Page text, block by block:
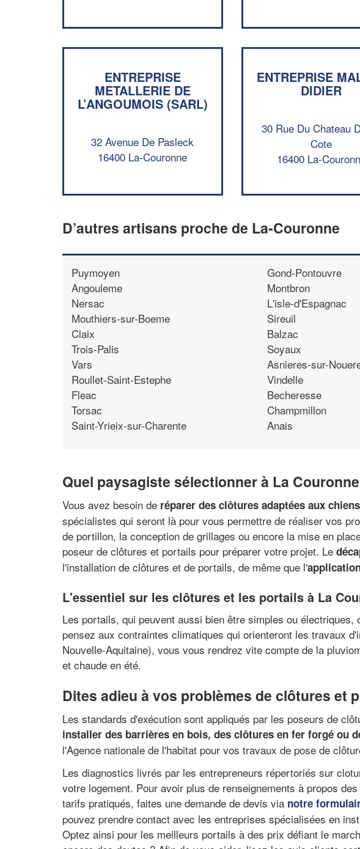
ENTREPRISE
METALLERIE DE
L’ANGOUMOIS (SARL)
32 Avenue De Pasleck
16400 La-Couronne
ENTREPRISE
DIDIER
30 Rue Du Chateau
Cote
16400 La-
D’autres artisans proche de La-Couronne
Puymoyen
Angouleme
Nersac
Mouthiers-sur-Boeme
Claix
Trois-Palis
Vars
Roullet-Saint-Estephe
Fleac
Torsac
Saint-Yrieix-sur-Charente
Gond-Pontouvre
Montbron
L'isle-d'Espagnac
Sireuil
Balzac
Soyaux
Asnieres-sur-
Vindelle
Becheresse
Champmillon
Anais
Quel paysagiste sélectionner à La
Vous avez besoin de réparer des clôtures adaptées aux
spécialistes qui seront là pour vous permettre de réaliser vos
de portillon, la conception de grillages ou encore la mise en
poseur de clôtures et portails pour préparer votre projet. Le
l'installation de clôtures et de portails, de même que l'
L'essentiel sur les clôtures et les portails à La
Les portails, qui peuvent aussi bien être simples ou
pensez aux contraintes climatiques qui orienteront les travaux
Nouvelle-Aquitaine), vous vous rendrez vite compte de la
et chaude en été.
Dites adieu à vos problèmes de clôtures et
Les standards d'exécution sont appliqués par les poseurs de
installer des barrières en bois, des clôtures en fer forgé ou
l'Agence nationale de l'habitat pour vos travaux de pose de
Les diagnostics livrés par les entrepreneurs répertoriés sur
votre logement. Pour avoir plus de renseignements à propos
tarifs pratiqués, faites une demande de devis via notre
pouvez prendre contact avec les entreprises spécialisées en
Optez ainsi pour les meilleurs portails à des prix défiant le